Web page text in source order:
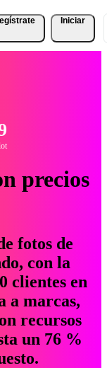
Iniciar
precios
fotos de
con la
clientes en
a marcas,
recursos
un 76 %